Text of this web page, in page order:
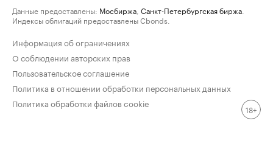
Данные предоставлены: Мосбиржа Санкт-Петербургская биржа
Индексы облигаций предоставлены Cbonds.
Информация об ограничениях
О соблюдении авторских прав
Пользовательское соглашение
Политика в отношении обработки персональных данных
Политика обработки файлов cookie
18+